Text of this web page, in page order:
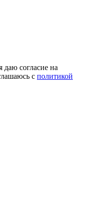
согласие на
с политикой